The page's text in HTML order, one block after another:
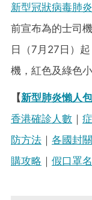
新型冠狀病毒肺
前宣布為的士司
日（7月27日）
機，紅色及綠色
【新型肺炎懶人包
香港確診人數 ｜
防方法 ｜ 各國封
購攻略 ｜ 假口罩